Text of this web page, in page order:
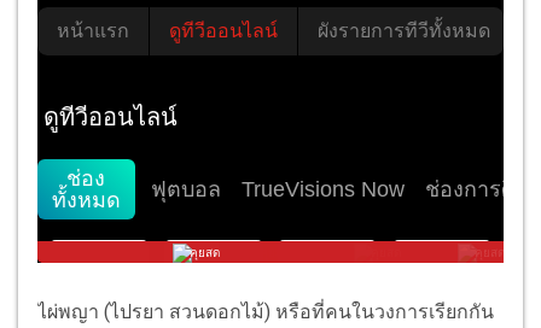
ไผ่พญา (ไปรยา สวนดอกไม้) หรือที่คนในวงการเรียกกัน